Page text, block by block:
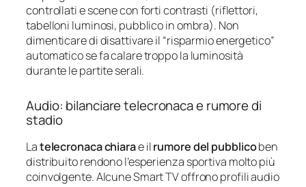
controllati e scene con forti contrasti (riflettori,
tabelloni luminosi, pubblico in ombra). Non
dimenticare di disattivare il “risparmio energetico”
automatico se fa calare troppo la luminosità
durante le partite serali.
Audio: bilanciare telecronaca e rumore di
stadio
Latelecronaca chiarae ilrumore del pubblicoben
distribuito rendono l’esperienza sportiva molto più
coinvolgente. Alcune Smart TV offrono profili audio